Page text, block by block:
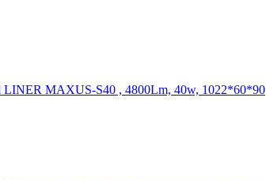
LINER MAXUS-S40 , 4800Lm, 40w, 1022*60*90